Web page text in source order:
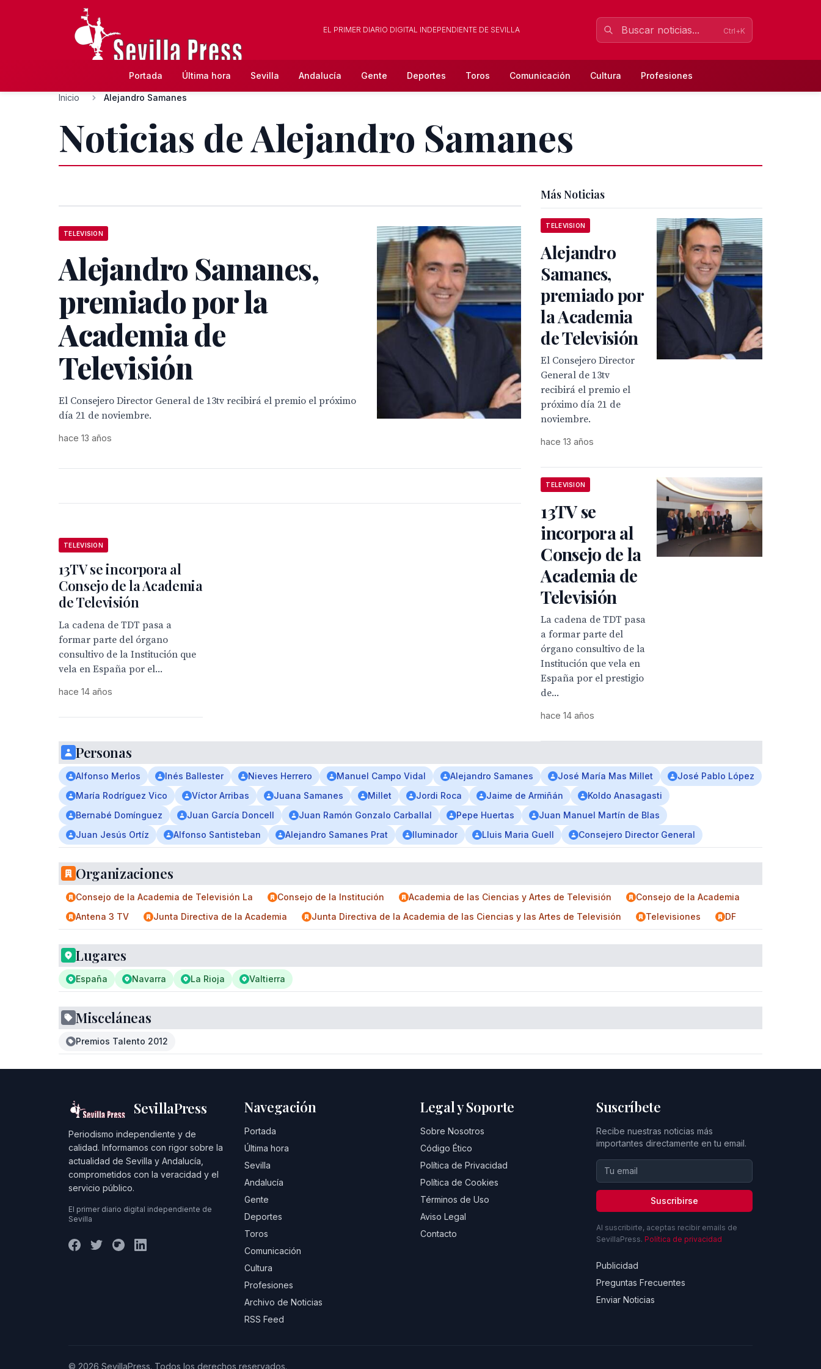
EL PRIMER DIARIO DIGITAL INDEPENDIENTE DE SEVILLA Ctrl+K
Portada Última hora Sevilla Andalucía Gente Deportes Toros Comunicación Cultura Profesiones
Inicio Alejandro Samanes
Noticias de Alejandro Samanes
TELEVISION
Alejandro Samanes,
premiado por la
Academia de
Televisión
El Consejero Director General de 13tv recibirá el premio el próximo
día 21 de noviembre.
hace 13 años
TELEVISION
13TV se incorpora al
Consejo de la Academia
de Televisión
La cadena de TDT pasa a
formar parte del órgano
consultivo de la Institución que
vela en España por el...
hace 14 años
Más Noticias
TELEVISION
Alejandro
Samanes,
premiado por
la Academia
de Televisión
El Consejero Director
General de 13tv
recibirá el premio el
próximo día 21 de
noviembre.
hace 13 años
TELEVISION
13TV se
incorpora al
Consejo de la
Academia de
Televisión
La cadena de TDT pasa
a formar parte del
órgano consultivo de la
Institución que vela en
España por el prestigio
de...
hace 14 años
Personas
Alfonso Merlos Inés Ballester Nieves Herrero Manuel Campo Vidal Alejandro Samanes José María Mas Millet
José Pablo López
María Rodríguez Vico
Víctor Arribas Juana Samanes Millet Jordi Roca Jaime de Armiñán
Koldo Anasagasti
Bernabé Domínguez
Juan García Doncell Juan Ramón Gonzalo Carballal Pepe Huertas
Juan Manuel Martín de Blas
Juan Jesús Ortíz
Alfonso Santisteban Alejandro Samanes Prat Iluminador Lluis Maria Guell Consejero Director General
Organizaciones
Consejo de la Academia de Televisión La Consejo de la Institución Academia de las Ciencias y Artes de Televisión
Consejo de la Academia
Antena 3 TV
Junta Directiva de la Academia Junta Directiva de la Academia de las Ciencias y las Artes de Televisión Televisiones DF
Lugares
España Navarra La Rioja Valtierra
Misceláneas
Premios Talento 2012
SevillaPress
Periodismo independiente y de
calidad. Informamos con rigor sobre la
actualidad de Sevilla y Andalucía,
comprometidos con la veracidad y el
servicio público.
El primer diario digital independiente de
Sevilla
Navegación
Portada
Última hora
Sevilla
Andalucía
Gente
Deportes
Toros
Comunicación
Cultura
Profesiones
Archivo de Noticias
RSS Feed
Legal y Soporte
Sobre Nosotros
Código Ético
Política de Privacidad
Política de Cookies
Términos de Uso
Aviso Legal
Contacto
Suscríbete
Recibe nuestras noticias más
importantes directamente en tu email.
Suscribirse
Al suscribirte, aceptas recibir emails de
SevillaPress. Política de privacidad
Publicidad
Preguntas Frecuentes
Enviar Noticias
© 2026 SevillaPress. Todos los derechos reservados.